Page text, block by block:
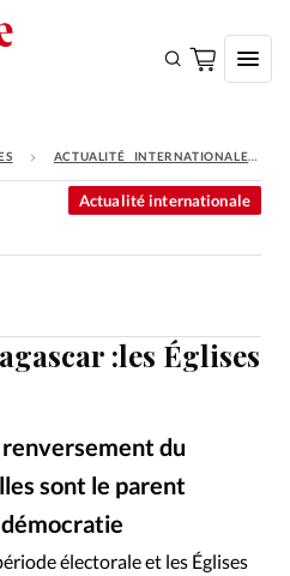
ACTUALITÉ INTERNATIONALE
:les Églises
renversement du
sont le parent
Actualité internationale
électorale et les Églises